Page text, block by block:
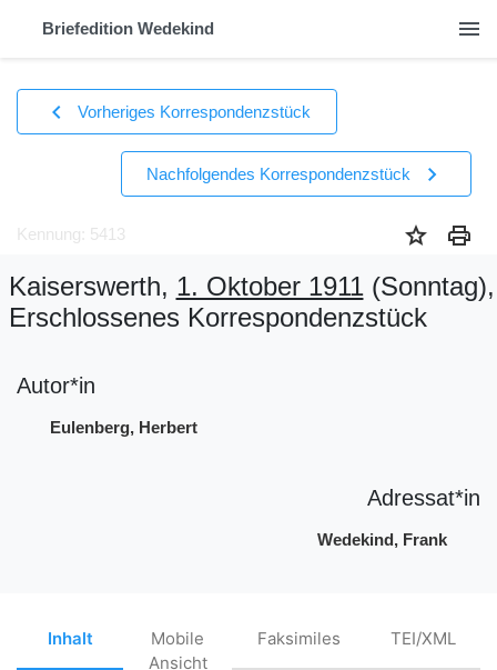
Briefedition Wedekind menu
chevron_left Vorheriges Korrespondenzstück
Nachfolgendes Korrespondenzstück chevron_right
Kennung: 5413 star print
Kaiserswerth, 1. Oktober 1911(Sonntag),
Erschlossenes Korrespondenzstück
Autor*in
Eulenberg, Herbert
Adressat*in
Wedekind, Frank
Inhalt
Mobile
Ansicht
Faksimiles TEI/XML